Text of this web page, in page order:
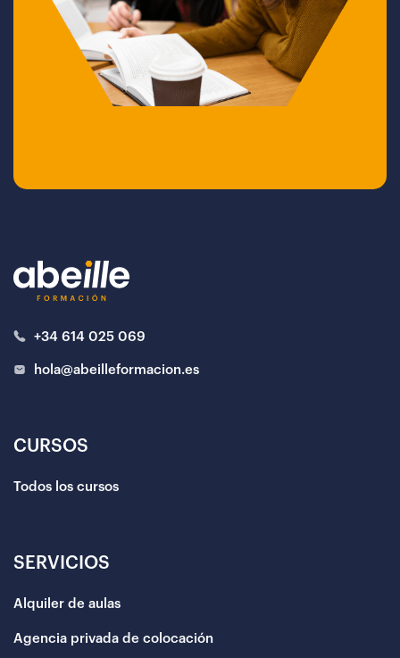
+34 614 025 069
hola@abeilleformacion.es
CURSOS
Todos los cursos
SERVICIOS
Alquiler de aulas
Agencia privada de colocación